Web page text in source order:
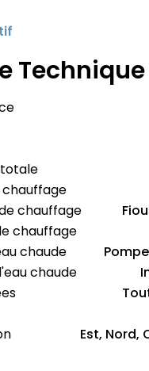
Technique
chauffage
chauffage
chauffage
chaude
chaude
Est, Nord,